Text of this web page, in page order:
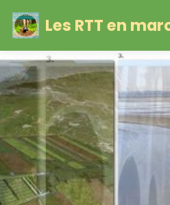
Les RTT en